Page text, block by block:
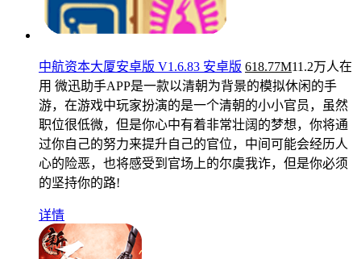
中航资本大厦安卓版 V1.6.83 安卓版 618.77M11.2万人在
用 微迅助手APP是一款以清朝为背景的模拟休闲的手
游，在游戏中玩家扮演的是一个清朝的小小官员，虽然
职位很低微，但是你心中有着非常壮阔的梦想，你将通
过你自己的努力来提升自己的官位，中间可能会经历人
心的险恶，也将感受到官场上的尔虞我诈，但是你必须
的坚持你的路!
详情